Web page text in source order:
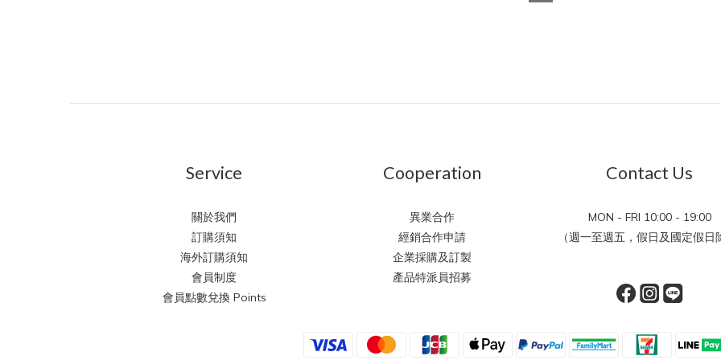
Service
關於我們
訂購須知
海外訂購須知
會員制度
會員點數兌換 Points
Cooperation
異業合作
經銷合作申請
企業採購及訂製
產品特派員招募
Contact Us
MON - FRI 10:00 - 19:00
（週一至週五，假日及國定假日